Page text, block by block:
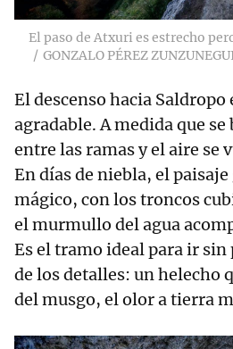
El paso de Atxuri es estrecho
GONZALO PÉREZ
El descenso hacia
agradable. A medida que
entre las ramas y el aire se
En días de niebla, el
mágico, con los troncos
el murmullo del agua
Es el tramo ideal para ir
de los detalles: un helecho
del musgo, el olor a tierra